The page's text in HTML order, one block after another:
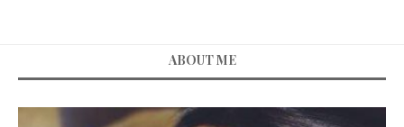
ABOUT ME